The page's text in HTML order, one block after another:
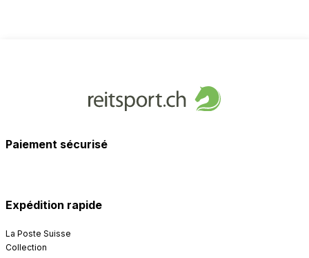
Paiement sécurisé
Expédition rapide
La Poste Suisse
Collection